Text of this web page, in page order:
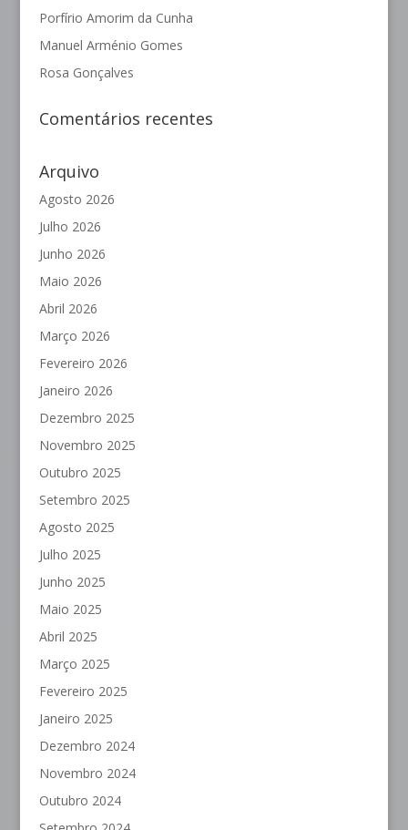
Porfírio Amorim da Cunha
Manuel Arménio Gomes
Rosa Gonçalves
Comentários recentes
Arquivo
Agosto 2026
Julho 2026
Junho 2026
Maio 2026
Abril 2026
Março 2026
Fevereiro 2026
Janeiro 2026
Dezembro 2025
Novembro 2025
Outubro 2025
Setembro 2025
Agosto 2025
Julho 2025
Junho 2025
Maio 2025
Abril 2025
Março 2025
Fevereiro 2025
Janeiro 2025
Dezembro 2024
Novembro 2024
Outubro 2024